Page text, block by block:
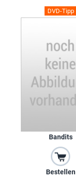
DVD-Tipp
Bandits
Bestellen